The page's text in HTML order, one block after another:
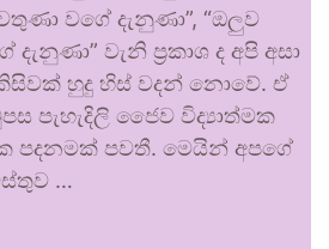
වගේ දැනුණා”, “ඔලුව
වැනි ප්‍රකාශ ද අපි අසා
හුදු හිස් වදන් නොවේ. ඒ
පැහැදිලි ජෛව විද්‍යාත්මක
පදනමක් පවතී. මෙයින් අපගේ
…